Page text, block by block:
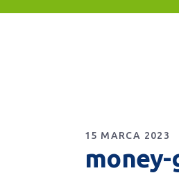
15 MARCA 2023
money-